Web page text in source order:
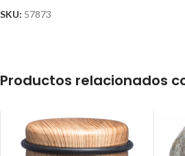
SKU: 57873
Productos relacionados